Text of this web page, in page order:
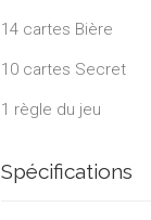
14 cartes Bière
10 cartes Secret
1 règle du jeu
Spécifications